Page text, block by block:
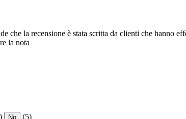
che la recensione è stata scritta da clienti che hanno
la nota
No (5)